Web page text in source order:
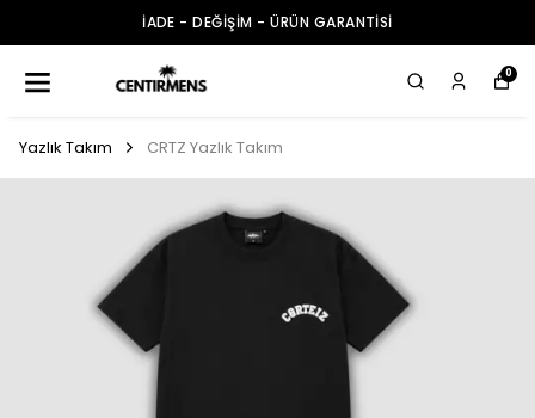
İADE - DEĞİŞİM - ÜRÜN GARANTİSİ
0
Yazlık Takım CRTZ Yazlık Takım